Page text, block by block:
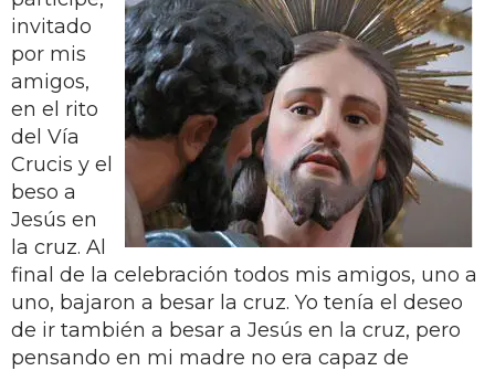
invitado
por mis
amigos,
en el rito
del Vía
Crucis y el
beso a
Jesús en
la cruz. Al
final de la celebración todos mis amigos, uno a
uno, bajaron a besar la cruz. Yo tenía el deseo
de ir también a besar a Jesús en la cruz, pero
pensando en mi madre no era capaz de